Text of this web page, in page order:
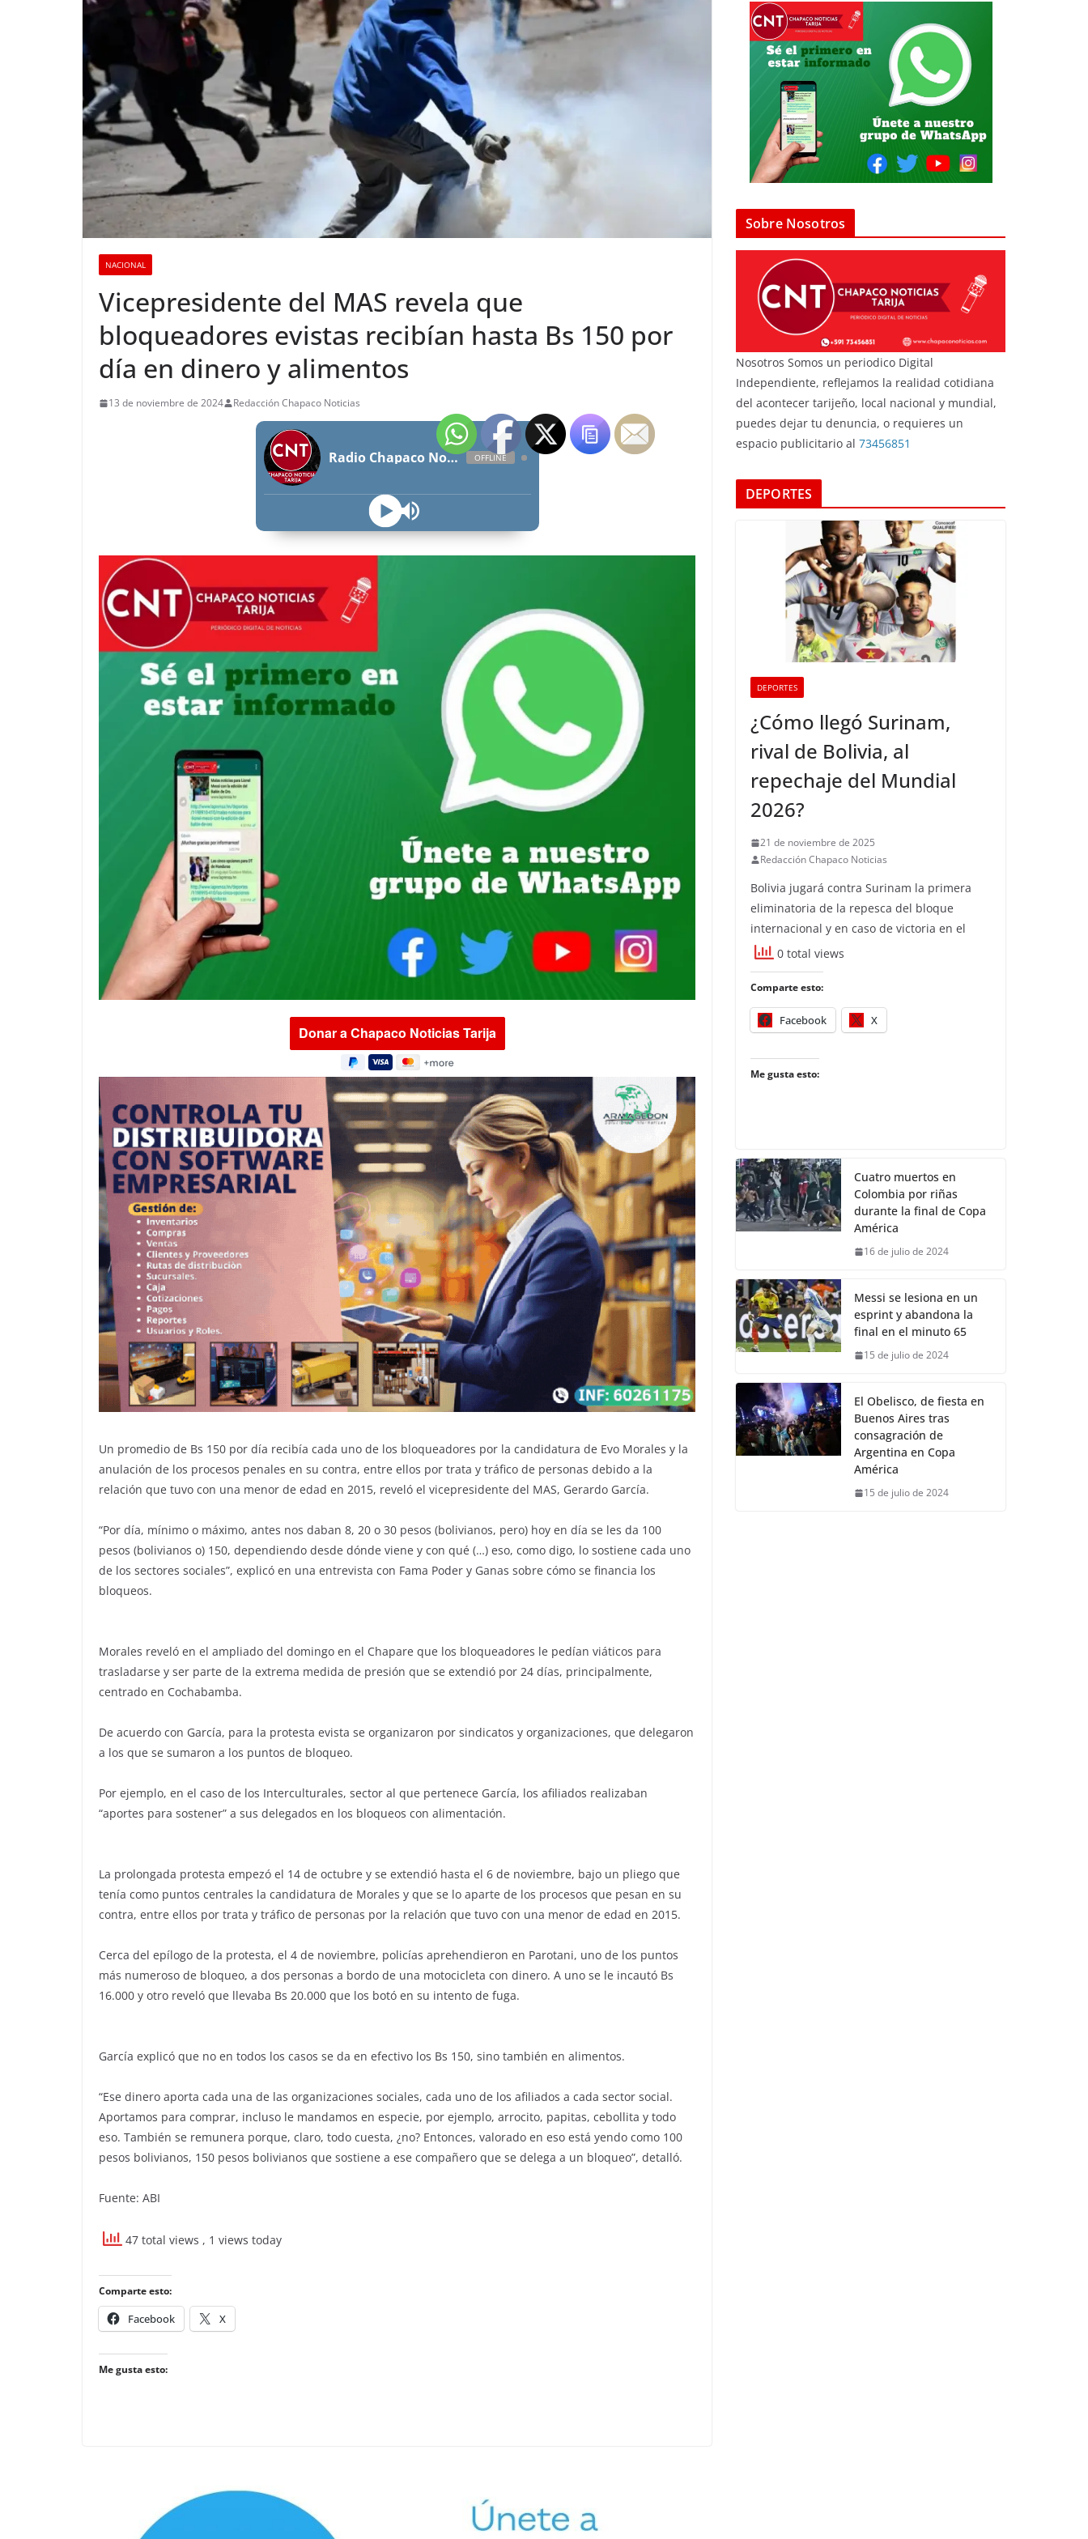
NACIONAL
Vicepresidente del MAS revela que
bloqueadores evistas recibían hasta Bs 150 por
día en dinero y alimentos
13 de noviembre de 2024 Redacción Chapaco Noticias
Radio Chapaco Noticias Las 24 horas en vivo OFFLINE
Un promedio de Bs 150 por día recibía cada uno de los bloqueadores por la candidatura de Evo Morales y la
anulación de los procesos penales en su contra, entre ellos por trata y tráfico de personas debido a la
relación que tuvo con una menor de edad en 2015, reveló el vicepresidente del MAS, Gerardo García.
“Por día, mínimo o máximo, antes nos daban 8, 20 o 30 pesos (bolivianos, pero) hoy en día se les da 100
pesos (bolivianos o) 150, dependiendo desde dónde viene y con qué (…) eso, como digo, lo sostiene cada uno
de los sectores sociales”, explicó en una entrevista con Fama Poder y Ganas sobre cómo se financia los
bloqueos.
Morales reveló en el ampliado del domingo en el Chapare que los bloqueadores le pedían viáticos para
trasladarse y ser parte de la extrema medida de presión que se extendió por 24 días, principalmente,
centrado en Cochabamba.
De acuerdo con García, para la protesta evista se organizaron por sindicatos y organizaciones, que delegaron
a los que se sumaron a los puntos de bloqueo.
Por ejemplo, en el caso de los Interculturales, sector al que pertenece García, los afiliados realizaban
“aportes para sostener” a sus delegados en los bloqueos con alimentación.
La prolongada protesta empezó el 14 de octubre y se extendió hasta el 6 de noviembre, bajo un pliego que
tenía como puntos centrales la candidatura de Morales y que se lo aparte de los procesos que pesan en su
contra, entre ellos por trata y tráfico de personas por la relación que tuvo con una menor de edad en 2015.
Cerca del epílogo de la protesta, el 4 de noviembre, policías aprehendieron en Parotani, uno de los puntos
más numeroso de bloqueo, a dos personas a bordo de una motocicleta con dinero. A uno se le incautó Bs
16.000 y otro reveló que llevaba Bs 20.000 que los botó en su intento de fuga.
García explicó que no en todos los casos se da en efectivo los Bs 150, sino también en alimentos.
“Ese dinero aporta cada una de las organizaciones sociales, cada uno de los afiliados a cada sector social.
Aportamos para comprar, incluso le mandamos en especie, por ejemplo, arrocito, papitas, cebollita y todo
eso. También se remunera porque, claro, todo cuesta, ¿no? Entonces, valorado en eso está yendo como 100
pesos bolivianos, 150 pesos bolivianos que sostiene a ese compañero que se delega a un bloqueo”, detalló.
Fuente: ABI
47 total views , 1 views today
Comparte esto:
Facebook X
Me gusta esto:
Sobre Nosotros
Nosotros Somos un periodico Digital
Independiente, reflejamos la realidad cotidiana
del acontecer tarijeño, local nacional y mundial,
puedes dejar tu denuncia, o requieres un
espacio publicitario al 73456851
DEPORTES
DEPORTES
¿Cómo llegó Surinam,
rival de Bolivia, al
repechaje del Mundial
2026?
21 de noviembre de 2025
Redacción Chapaco Noticias
Bolivia jugará contra Surinam la primera
eliminatoria de la repesca del bloque
internacional y en caso de victoria en el
0 total views
Comparte esto:
Facebook X
Me gusta esto:
Cuatro muertos en
Colombia por riñas
durante la final de Copa
América
16 de julio de 2024
Messi se lesiona en un
esprint y abandona la
final en el minuto 65
15 de julio de 2024
El Obelisco, de fiesta en
Buenos Aires tras
consagración de
Argentina en Copa
América
15 de julio de 2024